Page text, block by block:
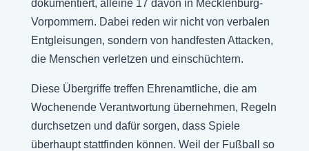
dokumentiert, alleine 17 davon in Mecklenburg-
Vorpommern. Dabei reden wir nicht von verbalen
Entgleisungen, sondern von handfesten Attacken,
die Menschen verletzen und einschüchtern.
Diese Übergriffe treffen Ehrenamtliche, die am
Wochenende Verantwortung übernehmen, Regeln
durchsetzen und dafür sorgen, dass Spiele
überhaupt stattfinden können. Weil der Fußball so